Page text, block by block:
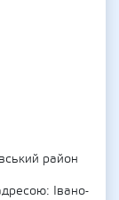
район
Івано-